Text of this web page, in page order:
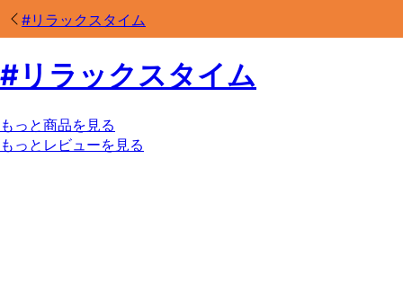
#リラックスタイム
#リラックスタイム
もっと商品を見る
もっとレビューを見る